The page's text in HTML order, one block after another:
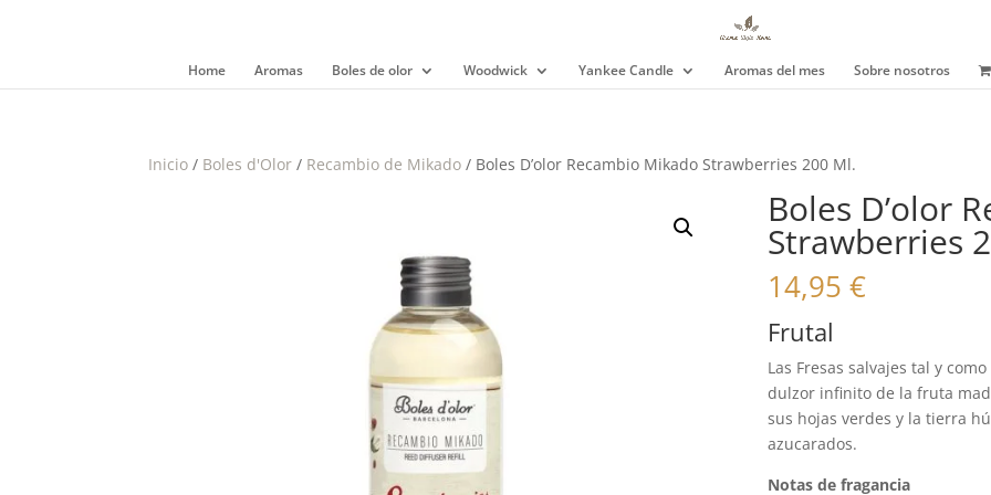
Home Aromas Boles de olor Woodwick Yankee Candle Aromas del mes Sobre nosotros
Inicio / Boles d'Olor / Recambio de Mikado / Boles D’olor Recambio Mikado Strawberries 200 Ml.
Boles D’olor
Strawberries
14,95 €
Frutal
Las Fresas salvajes tal y
dulzor infinito de la fruta
sus hojas verdes y la tierra
azucarados.
Notas de fragancia